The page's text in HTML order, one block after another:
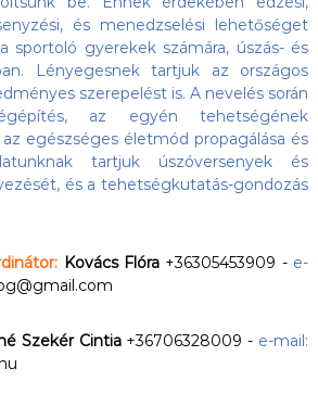
és menedzselési lehetőséget
sportoló gyerekek számára, úszás- és
Lényegesnek tartjuk az országos
szerepelést is. A nevelés során
az egyén tehetségének
egészséges életmód propagálása és
tartjuk úszóversenyek és
és a tehetségkutatás-gondozás
Kovács Flóra +36305453909 -e-
Szekér Cintia+36706328009 - e-mail: